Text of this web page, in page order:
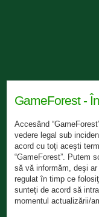
GameForest -
Accesând
vedere legal sub
acord cu toţi aceşti
“GameForest”. Putem
să vă informăm, deşi
regulat în timp ce
sunteţi de acord să
momentul actualizării/